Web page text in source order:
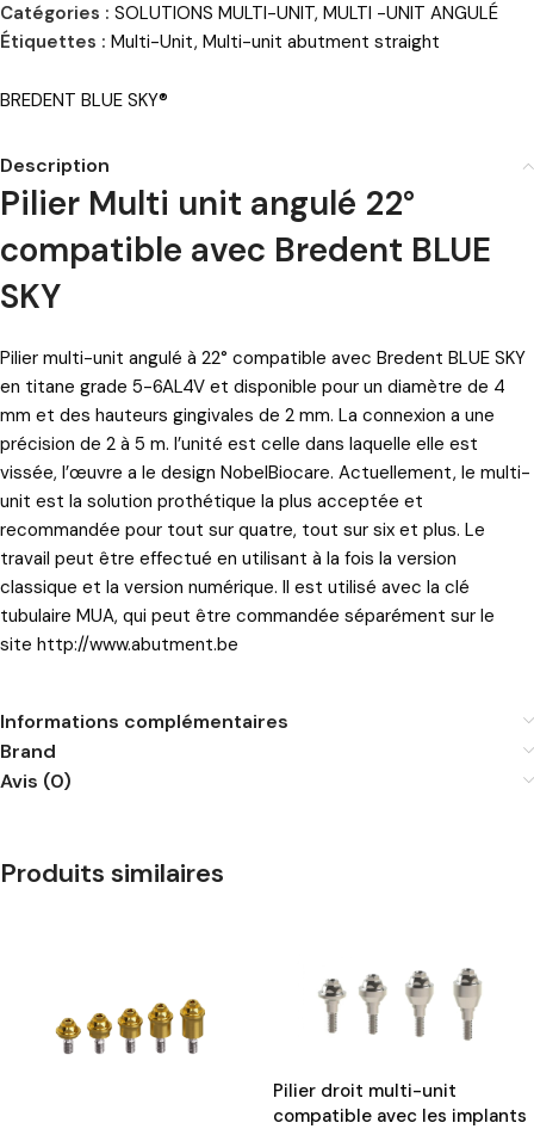
Catégories : SOLUTIONS MULTI-UNIT, MULTI -UNIT ANGULÉ
Étiquettes : Multi-Unit, Multi-unit abutment straight
BREDENT BLUE SKY®
Description
Pilier Multi unit angulé 22°
compatible avec Bredent BLUE
SKY
Pilier multi-unit angulé à 22° compatible avec Bredent BLUE SKY
en titane grade 5-6AL4V et disponible pour un diamètre de 4
mm et des hauteurs gingivales de 2 mm. La connexion a une
précision de 2 à 5 m. l’unité est celle dans laquelle elle est
vissée, l’œuvre a le design NobelBiocare. Actuellement, le multi-
unit est la solution prothétique la plus acceptée et
recommandée pour tout sur quatre, tout sur six et plus. Le
travail peut être effectué en utilisant à la fois la version
classique et la version numérique. Il est utilisé avec la clé
tubulaire MUA, qui peut être commandée séparément sur le
site http://www.abutment.be
Informations complémentaires
Brand
Avis (0)
Produits similaires
Pilier droit multi-unit
compatible avec les implants